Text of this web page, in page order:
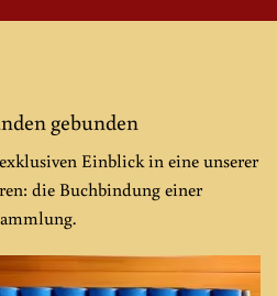
gebunden
Einblick in eine unserer
die Buchbindung einer